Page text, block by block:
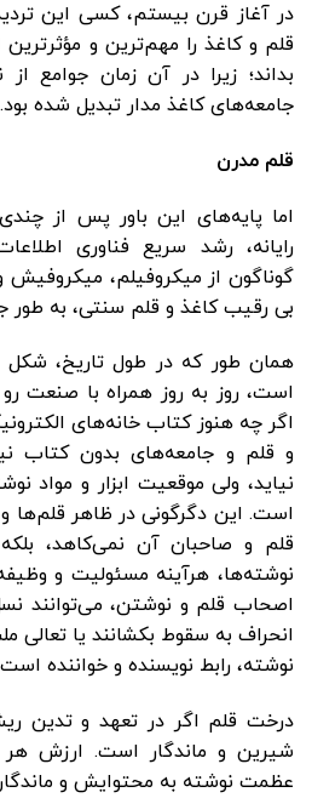
در آغاز قرن بیستم، کسی این
قلم و کاغذ را مهم‌ترین و مؤثرترین
بداند؛ زیرا در آن زمان جوامع
جامعه‌های کاغذ مدار تبدیل شده بود.
قلم مدرن
اما پایه‌های این باور پس از
رایانه، رشد سریع فناوری
گوناگون از میکروفیلم، میکروفیش و
بی رقیب کاغذ و قلم سنتی، به طور
همان طور که در طول تاریخ،
است، روز به روز همراه با صنعت
اگر چه هنوز کتاب خانه‌های
و قلم و جامعه‌های بدون کتاب
نیاید، ولی موقعیت ابزار و مواد
است. این دگرگونی در ظاهر قلم‌ها و
قلم و صاحبان آن نمی‌کاهد،
نوشته‌ها، هرآینه مسئولیت و
اصحاب قلم و نوشتن، می‌توانند
انحراف به سقوط بکشانند یا تعالی
نوشته، رابط نویسنده و خواننده
درخت قلم اگر در تعهد و تدین
شیرین و ماندگار است. ارزش
عظمت نوشته به محتوایش و